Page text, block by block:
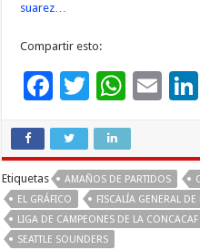
suarez…
Compartir esto:
F
e
b
o
o
T
tt
er
W
at
sA
p
p
E
l
Etiquetas AMAÑOS DE PARTIDOS
EL GRÁFICO
FISCALÍA GENERAL
LIGA DE CAMPEONES DE LA CONCACAF
SEATTLE SOUNDERS